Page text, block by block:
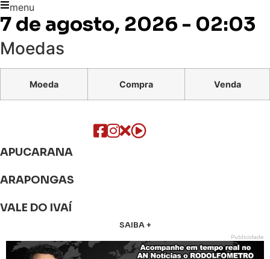
menu
7 de agosto, 2026 - 02:03
Moedas
Moeda Compra Venda
APUCARANA
ARAPONGAS
VALE DO IVAÍ
SAIBA +
Publicidade